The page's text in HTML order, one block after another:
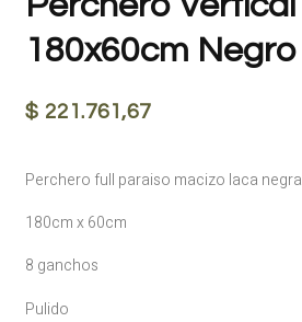
180x60cm Negro
$ 221.761,67
Perchero full paraiso macizo laca negra
180cm x 60cm
8 ganchos
Pulido